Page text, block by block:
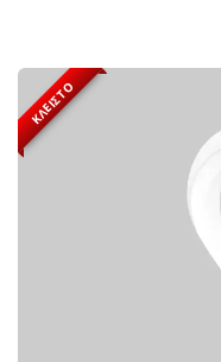
ΚΛΕΙΣΤΌ